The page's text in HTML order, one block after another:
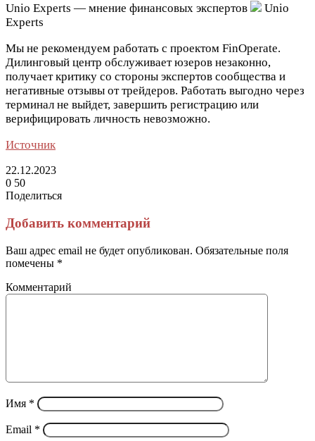
Unio Experts — мнение финансовых экспертов
Unio
Experts
Мы не рекомендуем работать с проектом FinOperate.
Дилинговый центр обслуживает юзеров незаконно,
получает критику со стороны экспертов сообщества и
негативные отзывы от трейдеров. Работать выгодно через
терминал не выйдет, завершить регистрацию или
верифицировать личность невозможно.
Источник
22.12.2023
0 50
Поделиться
через
электронную
почту
Добавить комментарий
Ваш адрес email не будет опубликован. Обязательные поля
помечены *
Комментарий
Имя *
Email *